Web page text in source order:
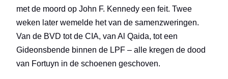
met de moord op John F. Kennedy een feit. Twee
weken later wemelde het van de samenzweringen.
Van de BVD tot de CIA, van Al Qaida, tot een
Gideonsbende binnen de LPF – alle kregen de dood
van Fortuyn in de schoenen geschoven.